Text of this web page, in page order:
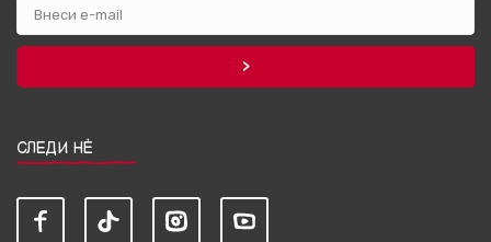
СЛЕДИ НЀ